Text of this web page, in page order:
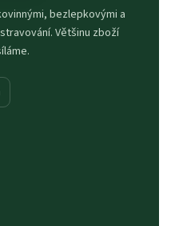
bezlepkovými a
Většinu zboží